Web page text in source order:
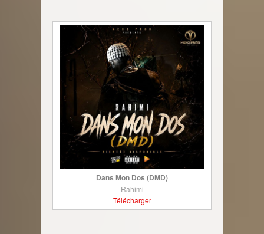
Dans Mon Dos (DMD)
Rahimi
Télécharger